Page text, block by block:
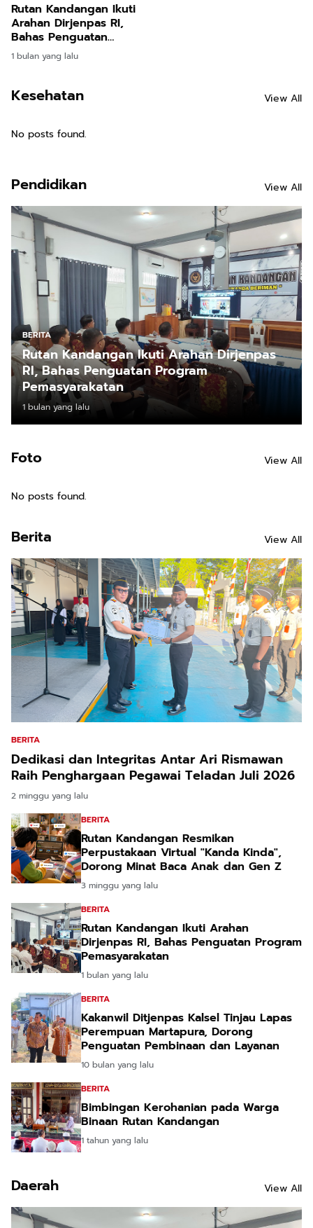
Rutan Kandangan Ikuti
Arahan Dirjenpas RI,
Bahas Penguatan
Program Pemasyarakatan
1 bulan yang lalu
Kesehatan View All
No posts found.
Pendidikan View All
BERITA
Rutan Kandangan Ikuti Arahan Dirjenpas
RI, Bahas Penguatan Program
Pemasyarakatan
1 bulan yang lalu
Foto View All
No posts found.
Berita View All
BERITA
Dedikasi dan Integritas Antar Ari Rismawan
Raih Penghargaan Pegawai Teladan Juli 2026
2 minggu yang lalu
BERITA
Rutan Kandangan Resmikan
Perpustakaan Virtual "Kanda Kinda",
Dorong Minat Baca Anak dan Gen Z
3 minggu yang lalu
BERITA
Rutan Kandangan Ikuti Arahan
Dirjenpas RI, Bahas Penguatan Program
Pemasyarakatan
1 bulan yang lalu
BERITA
Kakanwil Ditjenpas Kalsel Tinjau Lapas
Perempuan Martapura, Dorong
Penguatan Pembinaan dan Layanan
10 bulan yang lalu
BERITA
Bimbingan Kerohanian pada Warga
Binaan Rutan Kandangan
1 tahun yang lalu
Daerah View All